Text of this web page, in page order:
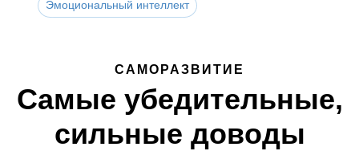
Эмоциональный интеллект
САМОРАЗВИТИЕ
Самые убедительные,
сильные доводы